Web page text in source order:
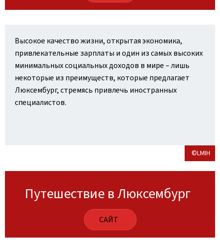
Высокое качество жизни, открытая экономика,
привлекательные зарплаты и один из самых высоких
минимальных социальных доходов в мире – лишь
некоторые из преимуществ, которые предлагает
Люксембург, стремясь привлечь иностранных
специалистов.
©LMIH
Путешествие в Люксембург
САЙТ